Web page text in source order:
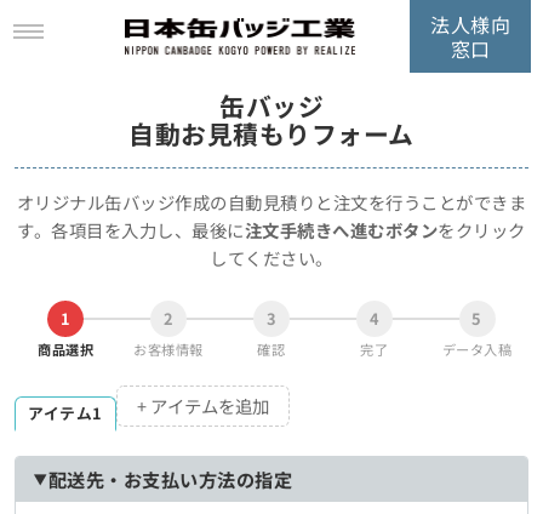
法人様向
窓口
缶バッジ
自動お見積もりフォーム
オリジナル缶バッジ作成の自動見積りと注文を行うことができま
す。各項目を入力し、最後に注文手続きへ進むボタンをクリック
してください。
1
商品選択
2
お客様情報
3
確認
4
完了
5
データ入稿
アイテム1 + アイテムを追加
配送先・お支払い方法の指定